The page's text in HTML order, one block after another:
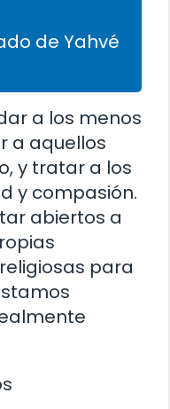
de Yahvé
a los menos
a aquellos
y tratar a los
y compasión.
abiertos a
para